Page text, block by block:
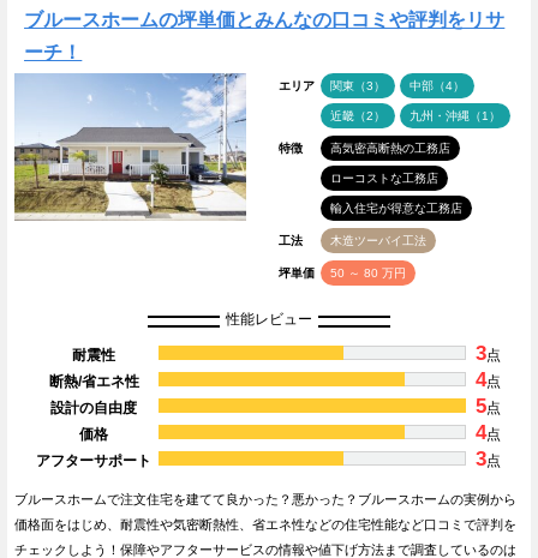
ブルースホームの坪単価とみんなの口コミや評判をリサ
ーチ！
エリア 関東（3） 中部（4）
近畿（2） 九州・沖縄（1）
特徴 高気密高断熱の工務店
ローコストな工務店
輸入住宅が得意な工務店
工法 木造ツーバイ工法
坪単価 50 ～ 80 万円
性能レビュー
耐震性 3点
断熱/省エネ性
4点
設計の自由度
5点
価格
4点
アフターサポート
3点
ブルースホームで注文住宅を建てて良かった？悪かった？ブルースホームの実例から
価格面をはじめ、耐震性や気密断熱性、省エネ性などの住宅性能など口コミで評判を
チェックしよう！保障やアフターサービスの情報や値下げ方法まで調査しているのは